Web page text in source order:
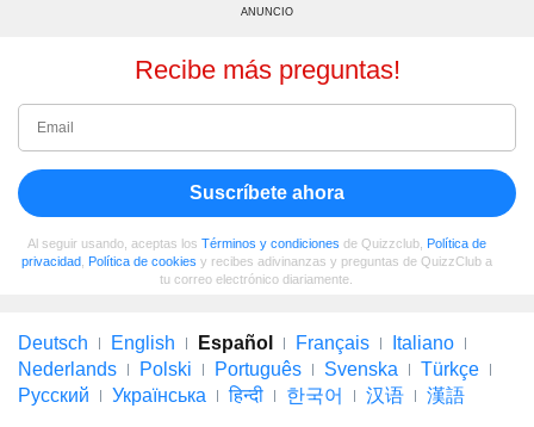
ANUNCIO
Recibe más preguntas!
Suscríbete ahora
Al seguir usando, aceptas los Términos y condiciones de Quizzclub,
Política de
privacidad
Política de cookies y recibes adivinanzas y preguntas de QuizzClub a
tu correo electrónico diariamente.
Deutsch English Español Français
Italiano
Nederlands
Polski Português Svenska
Türkçe
Русский
Українська हिन्दी 한국어 汉语 漢語